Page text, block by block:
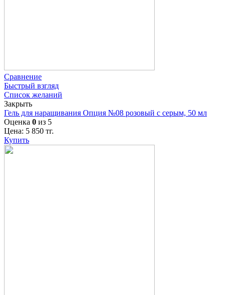
Сравнение
Быстрый взгляд
Список желаний
Закрыть
Гель для наращивания Опция №08 розовый с серым, 50 мл
Оценка 0 из 5
Цена: 5 850 тг.
Купить